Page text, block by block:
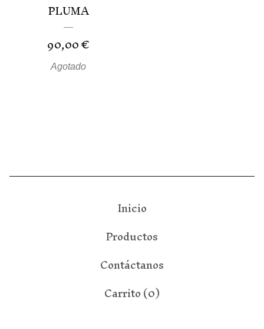
PLUMA
90,00€
Agotado
Inicio
Productos
Contáctanos
Carrito (0)